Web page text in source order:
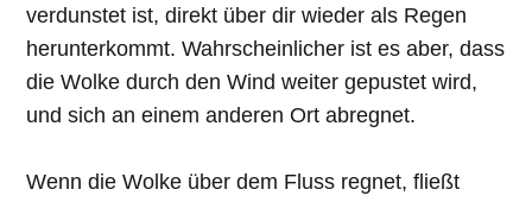
verdunstet ist, direkt über dir wieder als Regen
herunterkommt. Wahrscheinlicher ist es aber, dass
die Wolke durch den Wind weiter gepustet wird,
und sich an einem anderen Ort abregnet.
Wenn die Wolke über dem Fluss regnet, fließt